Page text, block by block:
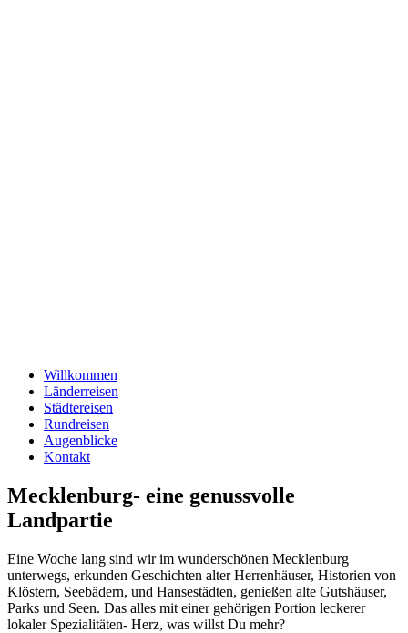
Willkommen
Länderreisen
Städtereisen
Rundreisen
Augenblicke
Kontakt
Mecklenburg- eine genussvolle
Landpartie
Eine Woche lang sind wir im wunderschönen Mecklenburg
unterwegs, erkunden Geschichten alter Herrenhäuser, Historien von
Klöstern, Seebädern, und Hansestädten, genießen alte Gutshäuser,
Parks und Seen. Das alles mit einer gehörigen Portion leckerer
lokaler Spezialitäten- Herz, was willst Du mehr?